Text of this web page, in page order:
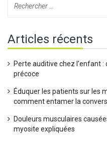
Articles récents
Perte auditive chez l'enfant
précoce
Éduquer les patients sur les
comment entamer la
Douleurs musculaires
myosite expliquées